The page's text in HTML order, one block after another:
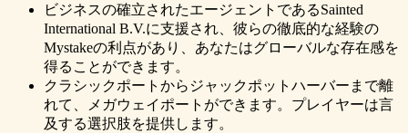
ビジネスの確立されたエージェントであるSainted
International B.V.に支援され、彼らの徹底的な経験の
Mystakeの利点があり、あなたはグローバルな存在感を
得ることができます。
クラシックポートからジャックポットハーバーまで離
れて、メガウェイポートができます。プレイヤーは言
及する選択肢を提供します。